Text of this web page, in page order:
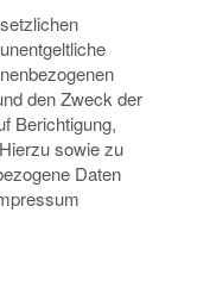
den Zweck der
Berichtigung,
sowie zu
Daten